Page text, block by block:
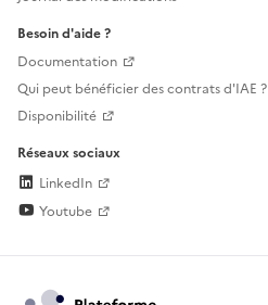
Besoin d'aide ?
Documentation
Qui peut bénéficier des contrats d'IAE ?
Disponibilité
Réseaux sociaux
LinkedIn
Youtube